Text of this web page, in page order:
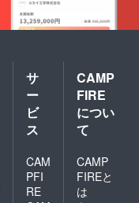
費用：
和束町
まで交
お客様
負担と
なりま
サ
ー
ビ
ス
CAM
PFI
RE
CAMP
FIRE
につい
て
CAMP
FIREと
は